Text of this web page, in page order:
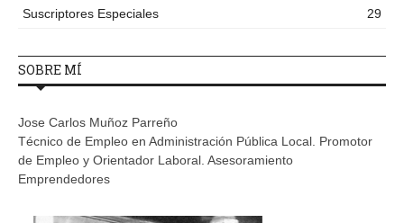
Suscriptores Especiales
29
SOBRE MÍ
Jose Carlos Muñoz Parreño
Técnico de Empleo en Administración Pública Local. Promotor
de Empleo y Orientador Laboral. Asesoramiento
Emprendedores